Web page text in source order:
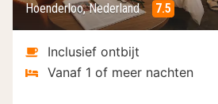
Hoenderloo, Nederland 7.5
Inclusief ontbijt
Vanaf 1 of meer nachten